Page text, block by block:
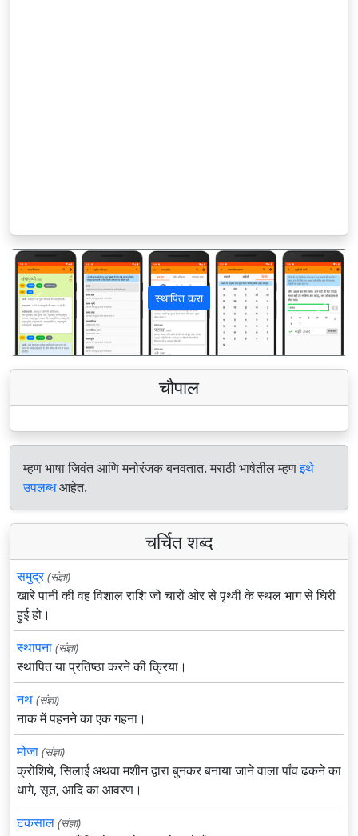
स्थापित करा
पिछला अगला
चौपाल
म्हण भाषा जिवंत आणि मनोरंजक बनवतात. मराठी भाषेतील म्हणइथे
उपलब्धआहेत.
चर्चित शब्द
समुद्र (संज्ञा)
खारे पानी की वह विशाल राशि जो चारों ओर से पृथ्वी के स्थल भाग से घिरी
हुई हो।
स्थापना (संज्ञा)
स्थापित या प्रतिष्ठा करने की क्रिया।
नथ (संज्ञा)
नाक में पहनने का एक गहना।
मोजा (संज्ञा)
क्रोशिये, सिलाई अथवा मशीन द्वारा बुनकर बनाया जाने वाला पाँव ढकने का
धागे, सूत, आदि का आवरण।
टकसाल (संज्ञा)